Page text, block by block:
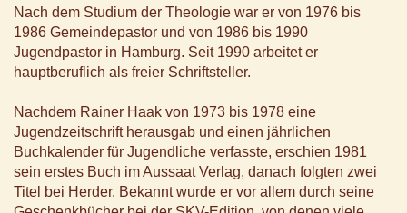
Nach dem Studium der Theologie war er von 1976 bis
1986 Gemeindepastor und von 1986 bis 1990
Jugendpastor in Hamburg. Seit 1990 arbeitet er
hauptberuflich als freier Schriftsteller.
Nachdem Rainer Haak von 1973 bis 1978 eine
Jugendzeitschrift herausgab und einen jährlichen
Buchkalender für Jugendliche verfasste, erschien 1981
sein erstes Buch im Aussaat Verlag, danach folgten zwei
Titel bei Herder. Bekannt wurde er vor allem durch seine